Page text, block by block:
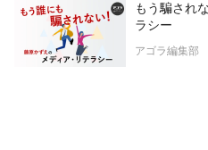
もう騙され
ラシー
アゴラ編集部